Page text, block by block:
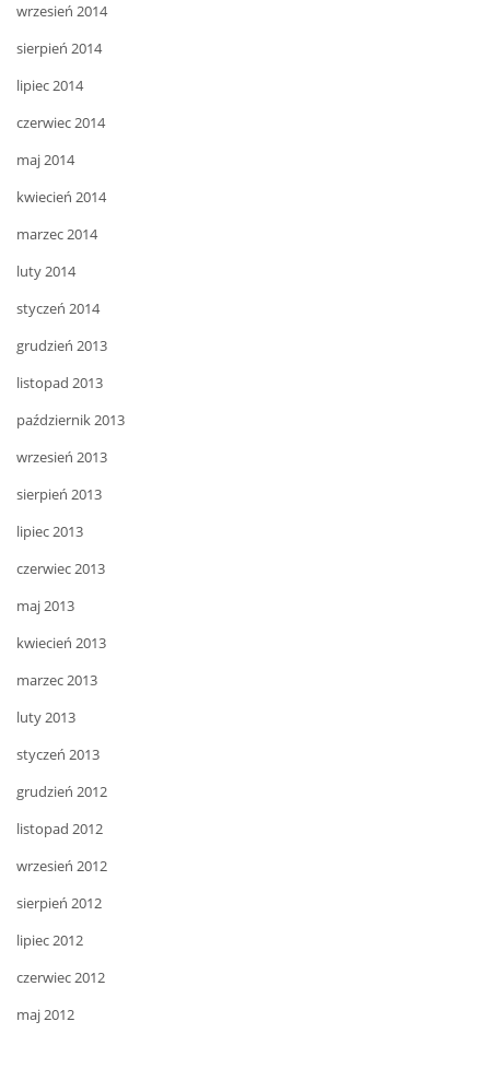
wrzesień 2014
sierpień 2014
lipiec 2014
czerwiec 2014
maj 2014
kwiecień 2014
marzec 2014
luty 2014
styczeń 2014
grudzień 2013
listopad 2013
październik 2013
wrzesień 2013
sierpień 2013
lipiec 2013
czerwiec 2013
maj 2013
kwiecień 2013
marzec 2013
luty 2013
styczeń 2013
grudzień 2012
listopad 2012
wrzesień 2012
sierpień 2012
lipiec 2012
czerwiec 2012
maj 2012